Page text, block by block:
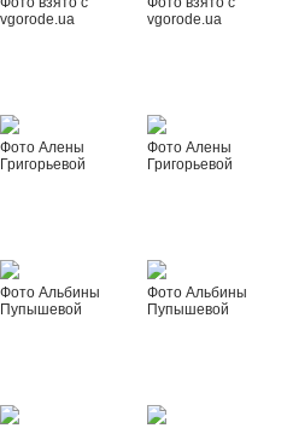
vgorode.ua
vgorode.ua
Фото Алены
Григорьевой
Фото Алены
Григорьевой
Фото Альбины
Пупышевой
Фото Альбины
Пупышевой